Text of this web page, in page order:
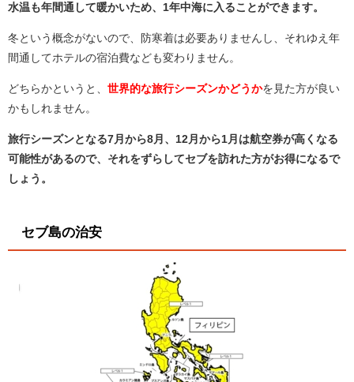
水温も年間通して暖かいため、1年中海に入ることができます。
冬という概念がないので、防寒着は必要ありませんし、それゆえ年
間通してホテルの宿泊費なども変わりません。
どちらかというと、 世界的な旅行シーズンかどうかを見た方が良い
かもしれません。
旅行シーズンとなる7月から8月、12月から1月は航空券が高くなる
可能性があるので、それをずらしてセブを訪れた方がお得になるで
しょう。
セブ島の治安